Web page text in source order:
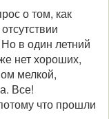
о том, как
в один летний
нет хороших,
мелкой,
Все!
что прошли